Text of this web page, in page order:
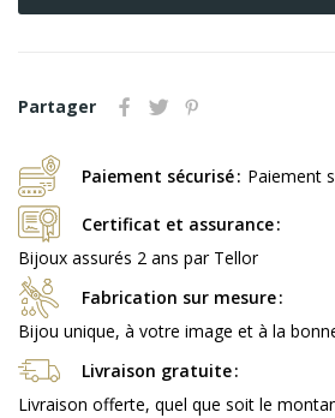
Partager
Paiement sécurisé Paiement
Certificat et assurance
Bijoux assurés 2 ans par Tellor
Fabrication sur mesure
Bijou unique, à votre image et à la
Livraison gratuite
Livraison offerte, quel que soit le